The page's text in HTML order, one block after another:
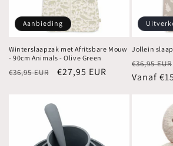
Aanbieding
Winterslaapzak met Afritsbare Mouw
- 90cm Animals - Olive Green
Normale
€36,95 EUR Aanbiedingsprijs
€27,95 EUR
Jollein
Normale
prijs
€36,95 EUR
Vanaf